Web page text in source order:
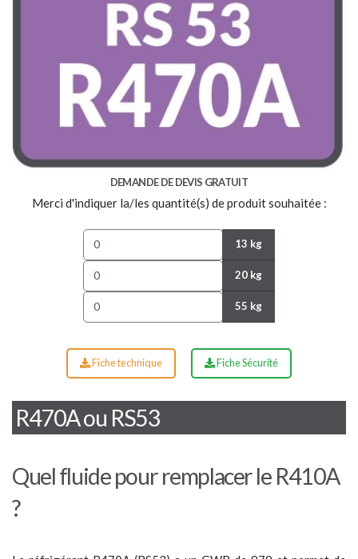
DEMANDE DE DEVIS GRATUIT
Merci d'indiquer la/les quantité(s) de produit souhaitée :
13 kg
20 kg
55 kg
Fiche technique Fiche Sécurité
R470A ou RS53
Quel fluide pour remplacer le R410A
?